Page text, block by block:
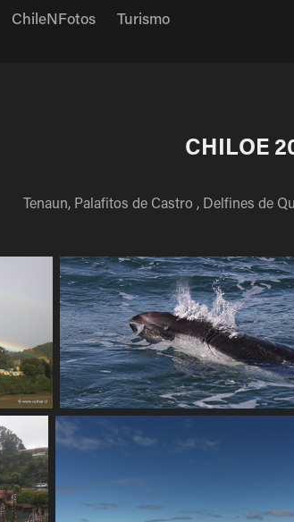
ChileNFotos
Turismo
CHILOE
Tenaun, Palafitos de Castro , Delfines de